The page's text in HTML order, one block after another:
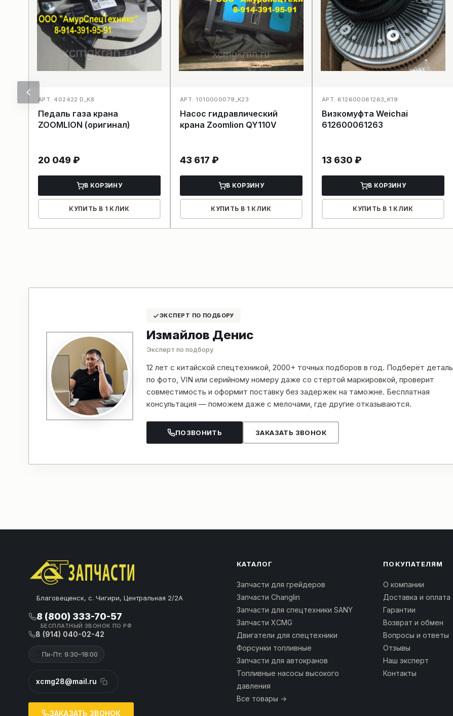
АРТ: 402422 D_K8
Педаль газа крана
ZOOMLION (оригинал)
20 049₽
В КОРЗИНУ
КУПИТЬ В 1 КЛИК
АРТ: 1010000079_K23
Насос гидравлический
крана Zoomlion QY110V
43 617 ₽
В КОРЗИНУ
КУПИТЬ В 1 КЛИК
АРТ: 612600061263_K19
Визкомуфта Weichai
612600061263
13 630 ₽
В КОРЗИНУ
КУПИТЬ В 1 КЛИК
ЭКСПЕРТ ПО ПОДБОРУ
Измайлов Денис
Эксперт по подбору
12 лет с китайской спецтехникой, 2000+ точных подборов в год. Подберёт деталь
по фото, VIN или серийному номеру даже со стёртой маркировкой, проверит
совместимость и оформит поставку без задержек на таможне. Бесплатная
консультация — поможем даже с мелочами, где другие отказываются.
ПОЗВОНИТЬ ЗАКАЗАТЬ ЗВОНОК
Благовещенск, с. Чигири, Центральная 2/2А
8 (800) 333-70-57
БЕСПЛАТНЫЙ ЗВОНОК ПО РФ
8 (914) 040-02-42
Пн-Пт: 9:30–18:00
xcmg28@mail.ru
ЗАКАЗАТЬ ЗВОНОК
КАТАЛОГ
Запчасти для грейдеров
Запчасти Changlin
Запчасти для спецтехники SANY
Запчасти XCMG
Двигатели для спецтехники
Форсунки топливные
Запчасти для автокранов
Топливные насосы высокого
давления
Все товары →
ПОКУПАТЕЛЯМ
О компании
Доставка и оплата
Гарантии
Возврат и обмен
Вопросы и ответы
Отзывы
Наш эксперт
Контакты